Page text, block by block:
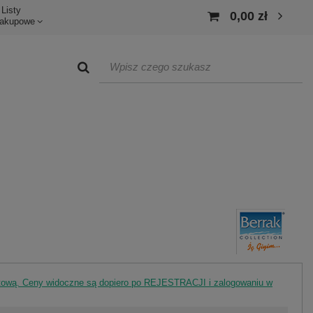
Listy
0,00 zł
Ceny widoczne są dopiero po REJESTRACJI i zalogowaniu w